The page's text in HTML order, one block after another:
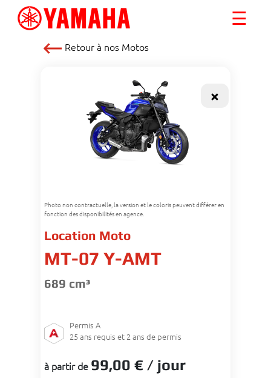
☰
Retour à nos Motos
Photo non contractuelle, la version et le coloris peuvent différer en
fonction des disponibilités en agence.
Location Moto
MT-07 Y-AMT
689 cm³
Permis A
25ans requis et 2 ans de permis
à partir de 99,00 € / jour